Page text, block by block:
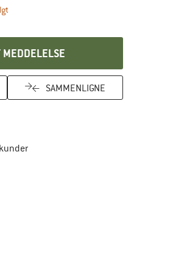
Linket åbnes i en infoboks og indeholder
MEDDELELSE
SAMMENLIGNE
returretten her Åbnes i en infoboks